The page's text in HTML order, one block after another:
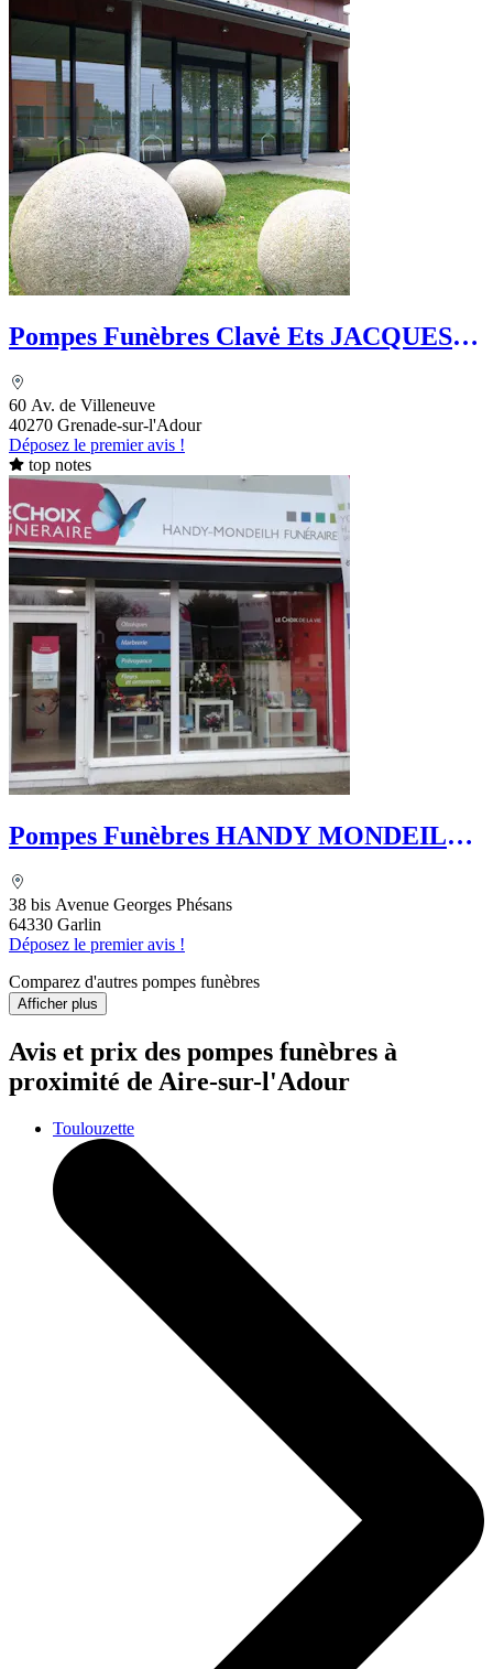
Pompes Funèbres Clavė Ets JACQUES &
60 Av. de Villeneuve
40270 Grenade-sur-l'Adour
Déposez le premier avis !
top notes
Pompes Funèbres HANDY MONDEILH -
38 bis Avenue Georges Phésans
64330 Garlin
Déposez le premier avis !
Comparez d'autres pompes funèbres
Afficher plus
Avis et prix des pompes funèbres à
proximité de Aire-sur-l'Adour
Toulouzette